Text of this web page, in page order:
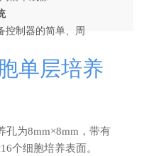
控制器的简单、周
单层培养
孔为8mm×8mm，带有
个细胞培养表面。